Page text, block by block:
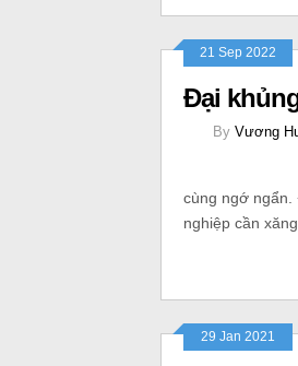
21 Sep 2022
Đại
By Vương
cùng ngớ ngẩn.
nghiệp cần
29 Jan 2021